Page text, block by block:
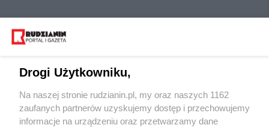
Wydawca mediów lokalnych
Drogi Użytkowniku,
Na naszej stronie rudzianin.pl, my oraz naszych 1162
zaufanych partnerów uzyskujemy dostęp i przechowujemy
informacje na urządzeniu oraz przetwarzamy dane